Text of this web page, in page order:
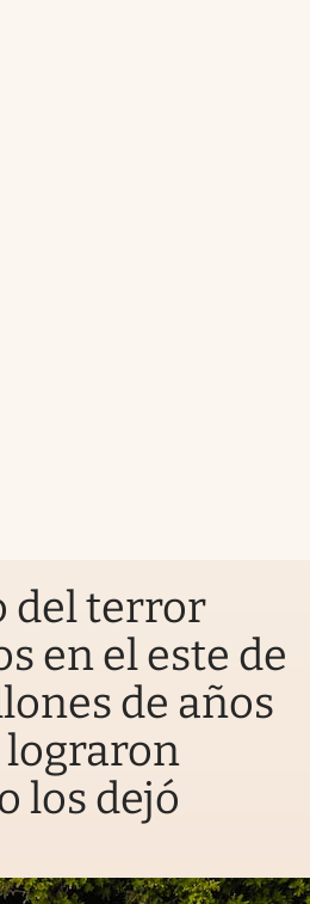
del terror
en el este de
de años
lograron
los dejó